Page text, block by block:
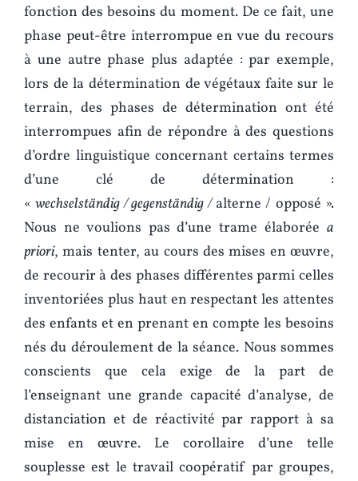
fonction des besoins du moment. De ce fait, une
phase peut-être interrompue en vue du recours
à une autre phase plus adaptée : par exemple,
lors de la détermination de végétaux faite sur le
terrain, des phases de détermination ont été
interrompues afin de répondre à des questions
d’ordre linguistique concernant certains termes
d’une clé de détermination :
«wechselständig / gegenständig /alterne / opposé ».
Nous ne voulions pas d’une trame élaborée a
priori, mais tenter, au cours des mises en œuvre,
de recourir à des phases différentes parmi celles
inventoriées plus haut en respectant les attentes
des enfants et en prenant en compte les besoins
nés du déroulement de la séance. Nous sommes
conscients que cela exige de la part de
l’enseignant une grande capacité d’analyse, de
distanciation et de réactivité par rapport à sa
mise en œuvre. Le corollaire d’une telle
souplesse est le travail coopératif par groupes,